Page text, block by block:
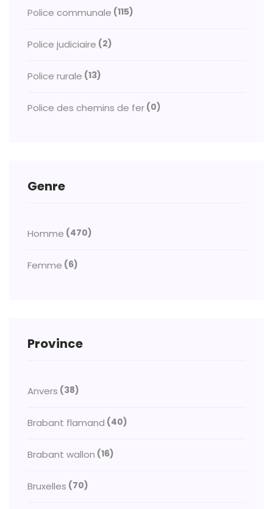
Police communale (115)
Police judiciaire (2)
Police rurale (13)
Police des chemins de fer (0)
Genre
Homme (470)
Femme (6)
Province
Anvers (38)
Brabant flamand (40)
Brabant wallon (16)
Bruxelles (70)